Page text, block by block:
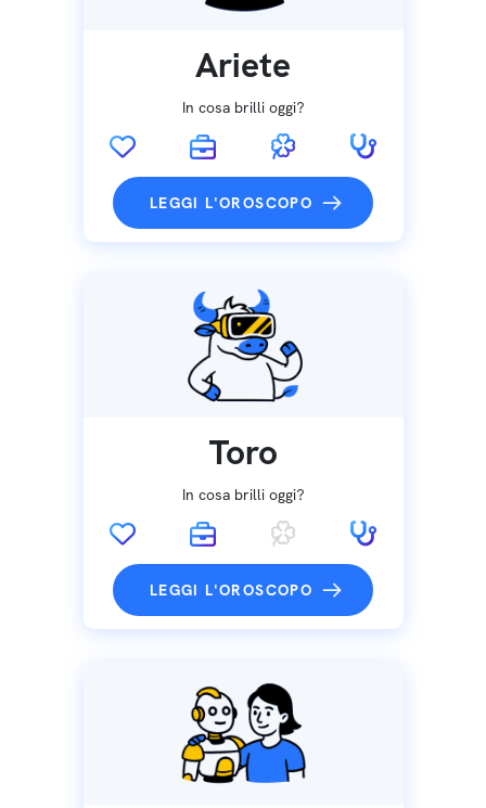
Ariete
In cosa brilli oggi?
LEGGI L'OROSCOPO
Toro
In cosa brilli oggi?
LEGGI L'OROSCOPO